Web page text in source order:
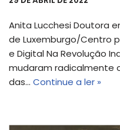
Anita Lucchesi Doutora
de Luxemburgo/Centro
e Digital Na Revolução
mudaram radicalmente
das… Continue a ler »